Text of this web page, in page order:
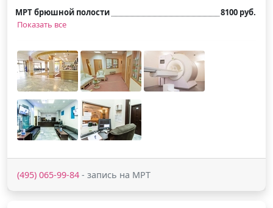
МРТ брюшной полости
8100 руб.
Показать все
(495) 065-99-84 - запись на МРТ